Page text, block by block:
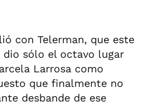
con Telerman, que este
dio sólo el octavo lugar
Larrosa como
que finalmente no
desbande de ese